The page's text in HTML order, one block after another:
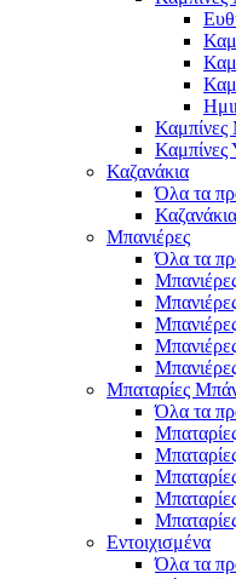
Καμπίνες
Καζανάκια
Όλα τα
Μπανιέρες
Όλα τα
Μπαταρίες
Όλα τα
Εντοιχισμένα
Όλα τα